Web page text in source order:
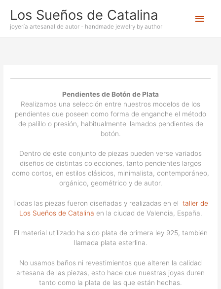
contenido
Los Sueños de Catalina
joyería artesanal de autor - handmade jewelry by author
Pendientes de Botón de Plata
Realizamos una selección entre nuestros modelos de los
pendientes que poseen como forma de enganche el método
de palillo o presión, habitualmente llamados pendientes de
botón.
Dentro de este conjunto de piezas pueden verse variados
diseños de distintas colecciones, tanto pendientes largos
como cortos, en estilos clásicos, minimalista, contemporáneo,
orgánico, geométrico y de autor.
Todas las piezas fueron diseñadas y realizadas en el taller de
Los Sueños de Catalina en la ciudad de Valencia, España.
El material utilizado ha sido plata de primera ley 925, también
llamada plata esterlina.
No usamos baños ni revestimientos que alteren la calidad
artesana de las piezas, esto hace que nuestras joyas duren
tanto como la plata de las que están hechas.